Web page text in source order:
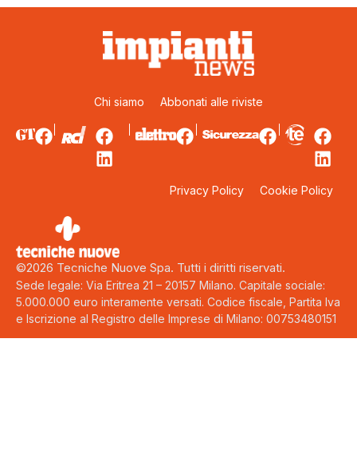
Chi siamo Abbonati alle riviste
Privacy Policy Cookie Policy
©2026 Tecniche Nuove Spa. Tutti i diritti riservati.
Sede legale: Via Eritrea 21 – 20157 Milano. Capitale sociale:
5.000.000 euro interamente versati. Codice fiscale, Partita Iva
e Iscrizione al Registro delle Imprese di Milano: 00753480151